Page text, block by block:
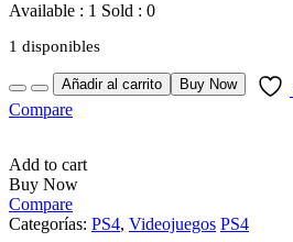
$20,00.$25,00.
Available : 1 Sold : 0
1 disponibles
QuantityAñadir al carrito Buy Now
Compare
Add to cart
Buy Now
Compare
Categorías: PS4, Videojuegos PS4